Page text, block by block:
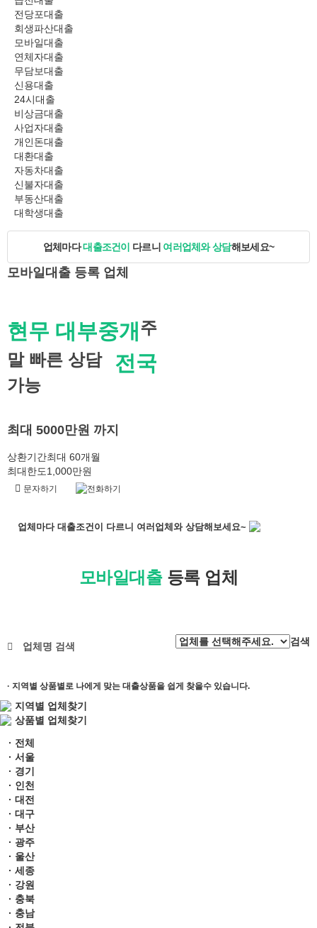
전당포대출
회생파산대출
모바일대출
연체자대출
무담보대출
신용대출
24시대출
비상금대출
사업자대출
개인돈대출
대환대출
자동차대출
신불자대출
부동산대출
대학생대출
업체마다대출조건이 다르니 여러업체와 상담해보세요~
모바일대출 등록 업체
현무 대부중개
전국
주
말 빠른 상담
가능
최대 5000만원 까지
상환기간최대 60개월
최대한도1,000만원
문자하기 전화하기
업체마다 대출조건이 다르니 여러업체와 상담해보세요~
모바일대출등록 업체
업체명 검색 검색
· 지역별 상품별로 나에게 맞는 대출상품을 쉽게 찾을수 있습니다.
지역별 업체찾기
상품별 업체찾기
· 전체
· 서울
· 경기
· 인천
· 대전
· 대구
· 부산
· 광주
· 울산
· 세종
· 강원
· 충북
· 충남